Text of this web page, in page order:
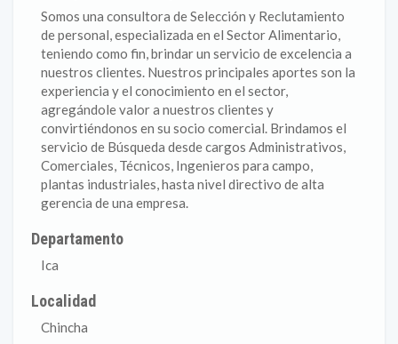
Somos una consultora de Selección y Reclutamiento
de personal, especializada en el Sector Alimentario,
teniendo como fin, brindar un servicio de excelencia a
nuestros clientes. Nuestros principales aportes son la
experiencia y el conocimiento en el sector,
agregándole valor a nuestros clientes y
convirtiéndonos en su socio comercial. Brindamos el
servicio de Búsqueda desde cargos Administrativos,
Comerciales, Técnicos, Ingenieros para campo,
plantas industriales, hasta nivel directivo de alta
gerencia de una empresa.
Departamento
Ica
Localidad
Chincha